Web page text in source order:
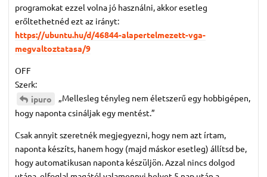
programokat ezzel volna jó használni, akkor esetleg
erőltethetnéd ezt az irányt:
https://ubuntu.hu/d/46844-alapertelmezett-vga-
megvaltoztatasa/9
OFF
Szerk:
ipuro
„Mellesleg tényleg nem életszerű egy hobbigépen,
hogy naponta csináljak egy mentést.”
Csak annyit szeretnék megjegyezni, hogy nem azt írtam,
naponta készíts, hanem hogy (majd máskor esetleg) állítsd be,
hogy automatikusan naponta készüljön. Azzal nincs dolgod